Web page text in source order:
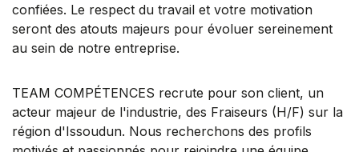
confiées. Le respect du travail et votre motivation
seront des atouts majeurs pour évoluer sereinement
au sein de notre entreprise.
TEAM COMPÉTENCES recrute pour son client, un
acteur majeur de l'industrie, des Fraiseurs (H/F) sur la
région d'Issoudun. Nous recherchons des profils